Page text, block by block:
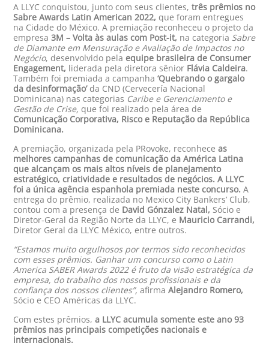
A LLYC conquistou, junto com seus clientes, três prêmios no
Sabre Awards Latin American 2022, que foram entregues
na Cidade do México. A premiação reconheceu o projeto da
empresa 3M – Volta às aulas com Post-it, na categoria Sabre
de Diamante em Mensuração e Avaliação de Impactos no
Negócio, desenvolvido pelaequipe brasileira de Consumer
Engagement, liderada pela diretora sênior Flávia Caldeira.
Também foi premiada a campanha ‘Quebrando o gargalo
da desinformação’da CND (Cervecería Nacional
Dominicana) nas categorias Caribe e Gerenciamento e
Gestão de Crise, que foi realizado pela área de
Comunicação Corporativa, Risco e Reputação da República
Dominicana.
A premiação, organizada pela PRovoke, reconhece as
melhores campanhas de comunicação da América Latina
que alcançam os mais altos níveis de planejamento
estratégico, criatividade e resultados de negócios. A LLYC
foi a única agência espanhola premiada neste concurso. A
entrega do prêmio, realizada no Mexico City Bankers’ Club,
contou com a presença de David Gónzalez Natal, Sócio e
Diretor-Geral da Região Norte da LLYC, e Mauricio Carrandi,
Diretor Geral da LLYC México, entre outros.
“Estamos muito orgulhosos por termos sido reconhecidos
com esses prêmios. Ganhar um concurso como o Latin
America SABER Awards 2022 é fruto da visão estratégica da
empresa, do trabalho dos nossos profissionais e da
confiança dos nossos clientes”,afirma Alejandro Romero,
Sócio e CEO Américas da LLYC.
Com estes prêmios, a LLYC acumula somente este ano 93
prêmios nas principais competições nacionais e
internacionais.